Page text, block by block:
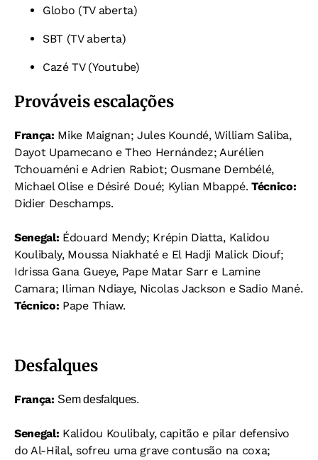
Globo (TV aberta)
SBT (TV aberta)
Cazé TV (Youtube)
Prováveis escalações
França: Mike Maignan; Jules Koundé, William Saliba,
Dayot Upamecano e Theo Hernández; Aurélien
Tchouaméni e Adrien Rabiot; Ousmane Dembélé,
Michael Olise e Désiré Doué; Kylian Mbappé. Técnico:
Didier Deschamps.
Senegal: Édouard Mendy; Krépin Diatta, Kalidou
Koulibaly, Moussa Niakhaté e El Hadji Malick Diouf;
Idrissa Gana Gueye, Pape Matar Sarr e Lamine
Camara; Iliman Ndiaye, Nicolas Jackson e Sadio Mané.
Técnico: Pape Thiaw.
Desfalques
França: Sem desfalques.
Senegal: Kalidou Koulibaly, capitão e pilar defensivo
do Al-Hilal, sofreu uma grave contusão na coxa;